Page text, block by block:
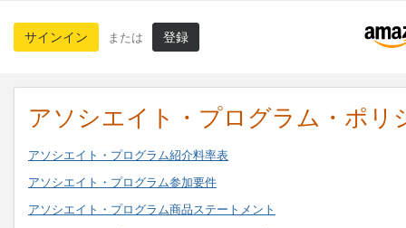
サインイン または 登録
アソシエイト・プログラム・ポリ
アソシエイト・プログラム紹介料率表
アソシエイト・プログラム参加要件
アソシエイト・プログラム商品ステートメント